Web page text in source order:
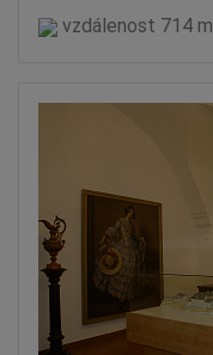
vzdálenost 714 m